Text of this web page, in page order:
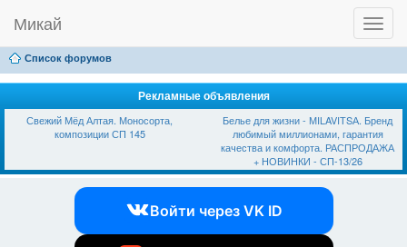
T
o
g
l
n
a
v
i
g
Микай
Ссылки Вход
Список форумов
Рекламные объявления
Свежий Мёд Алтая. Моносорта,
композиции СП 145
Белье для жизни - МILAVIТSА. Бренд
любимый миллионами, гарантия
качества и комфорта. РАСПРОДАЖА
+ НОВИНКИ - СП-13/26
Войти через VK ID